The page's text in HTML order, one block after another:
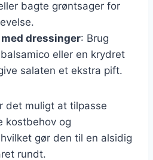
bagte grøntsager for
dressinger: Brug
eller en krydret
salaten et ekstra pift.
det muligt at tilpasse
kostbehov og
gør den til en alsidig
rundt.